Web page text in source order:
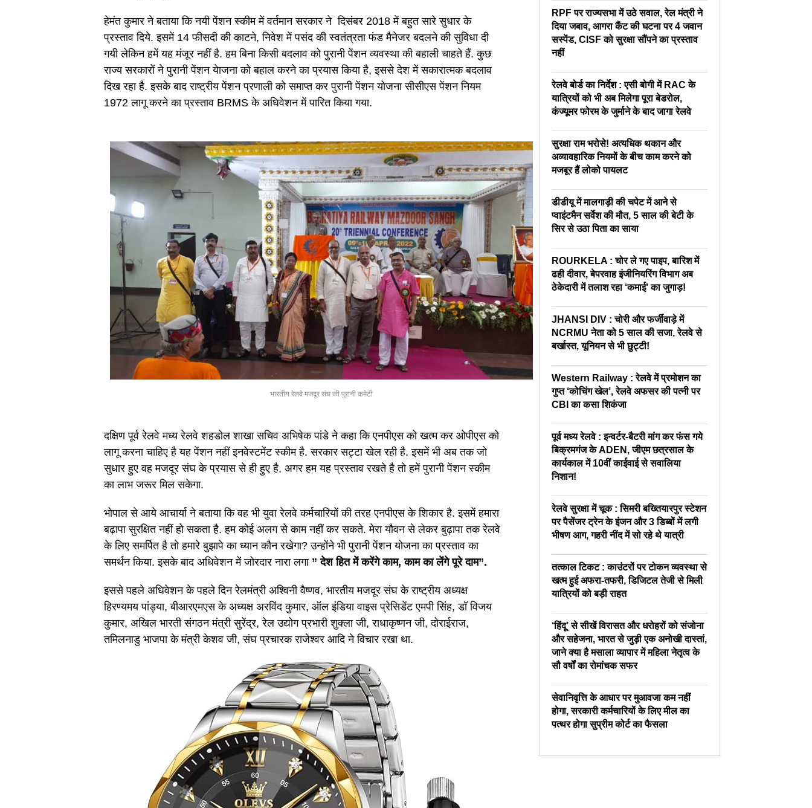
हेमंत कुमार ने बताया कि नयी पेंशन स्कीम में वर्तमान सरकार ने दिसंबर 2018 में बहुत सारे सुधार के
प्रस्ताव दिये. इसमें 14 फीसदी की काटने, निवेश में पसंद की स्वतंत्रता फंड मैनेजर बदलने की सुविधा दी
गयी लेकिन हमें यह मंजूर नहीं है. हम बिना किसी बदलाव को पुरानी पेंशन व्यवस्था की बहाली चाहते हैं. कुछ
राज्य सरकारों ने पुरानी पेंशन येाजना को बहाल करने का प्रयास किया है, इससे देश में सकारात्मक बदलाव
दिख रहा है. इसके बाद राष्ट्रीय पेंशन प्रणाली को समाप्त कर पुरानी पेंशन योजना सीसीएस पेंशन नियम
1972 लागू करने का प्रस्ताव BRMS के अधिवेशन में पारित किया गया.
भारतीय रेलवे मजदूर संघ की पुरानी कमेटी
दक्षिण पूर्व रेलवे मध्य रेलवे शहडोल शाखा सचिव अभिषेक पांडे ने कहा कि एनपीएस को खत्म कर ओपीएस को
लागू करना चाहिए है यह पेंशन नहीं इनवेस्टमेंट स्कीम है. सरकार सट्टा खेल रही है. इसमें भी अब तक जो
सुधार हुए वह मजदूर संघ के प्रयास से ही हुए है, अगर हम यह प्रस्ताव रखते है तो हमें पुरानी पेंशन स्कीम
का लाभ जरूर मिल सकेगा.
भोपाल से आये आचार्या ने बताया कि वह भी युवा रेलवे कर्मचारियों की तरह एनपीएस के शिकार है. इसमें हमारा
बढ़ापा सुरक्षित नहीं हो सकता है. हम कोई अलग से काम नहीं कर सकते. मेरा यौवन से लेकर बुढ़ापा तक रेलवे
के लिए समर्पित है तो हमारे बुझापे का ध्यान कौन रखेगा? उन्होंने भी पुरानी पेंशन योजना का प्रस्ताव का
समर्थन किया. इसके बाद अधिवेशन में जोरदार नारा लगा ” देश हित में करेंगे काम, काम का लेंगे पूरे दाम”.
इससे पहले अधिवेशन के पहले दिन रेलमंत्री अश्विनी वैष्णव, भारतीय मजदूर संघ के राष्ट्रीय अध्यक्ष
हिरण्यमय पांड्या, बीआरएमएस के अध्यक्ष अरविंद कुमार, ऑल इंडिया वाइस प्रेसिडेंट एमपी सिंह, डॉ विजय
कुमार, अखिल भारती संगठन मंत्री सुरेंद्र, रेल उद्योग प्रभारी शुक्ला जी, राधाकृष्णन जी, दोराईराज,
तमिलनाडु भाजपा के मंत्री केशव जी, संघ प्रचारक राजेश्वर आदि ने विचार रखा था.
RPF पर राज्यसभा में उठे सवाल, रेल मंत्री ने
दिया जबाव, आगरा कैंट की घटना पर 4 जवान
सस्पेंड, CISF को सुरक्षा सौंपने का प्रस्ताव
नहीं
रेलवे बोर्ड का निर्देश : एसी बोगी में RAC के
यात्रियों को भी अब मिलेगा पूरा बेडरोल,
कंज्यूमर फोरम के जुर्माने के बाद जागा रेलवे
सुरक्षा राम भरोसे! अत्यधिक थकान और
अव्यावहारिक नियमों के बीच काम करने को
मजबूर हैं लोको पायलट
डीडीयू में मालगाड़ी की चपेट में आने से
प्वाइंटमैन सर्वेश की मौत, 5 साल की बेटी के
सिर से उठा पिता का साया
ROURKELA : चोर ले गए पाइप, बारिश में
ढही दीवार, बेपरवाह इंजीनियरिंग विभाग अब
ठेकेदारी में तलाश रहा ‘कमाई’ का जुगाड़!
JHANSI DIV : चोरी और फर्जीवाड़े में
NCRMU नेता को 5 साल की सजा, रेलवे से
बर्खास्त, यूनियन से भी छुट्टी!
Western Railway : रेलवे में प्रमोशन का
गुप्त ‘कोचिंग खेल’, रेलवे अफसर की पत्नी पर
CBI का कसा शिकंजा
पूर्व मध्य रेलवे : इन्वर्टर-बैटरी मांग कर फंस गये
बिक्रमगंज के ADEN, जीएम छत्रसाल के
कार्यकाल में 10वीं काईवाई से सवालिया
निशान!
रेलवे सुरक्षा में चूक : सिमरी बख्तियारपुर स्टेशन
पर पैसेंजर ट्रेन के इंजन और 3 डिब्बों में लगी
भीषण आग, गहरी नींद में सो रहे थे यात्री
तत्काल टिकट : काउंटरों पर टोकन व्यवस्था से
खत्म हुई अफरा-तफरी, डिजिटल तेजी से मिली
यात्रियों को बड़ी राहत
‘हिंदू’ से सीखें विरासत और धरोहरों को संजोना
और सहेजना, भारत से जुड़ी एक अनोखी दास्तां,
जाने क्या है मसाला व्यापार में महिला नेतृत्व के
सौ वर्षों का रोमांचक सफर
सेवानिवृत्ति के आधार पर मुआवजा कम नहीं
होगा, सरकारी कर्मचारियों के लिए मील का
पत्थर होगा सुप्रीम कोर्ट का फैसला